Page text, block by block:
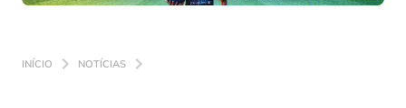
INÍCIO NOTÍCIAS